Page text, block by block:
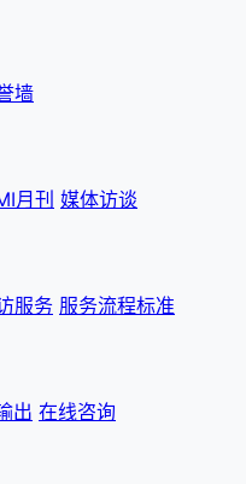
墙
月刊 媒体访谈
服务 服务流程标准
出 在线咨询